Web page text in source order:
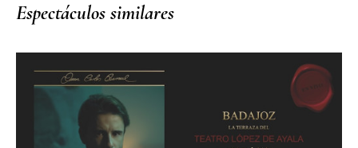
Espectáculos similares